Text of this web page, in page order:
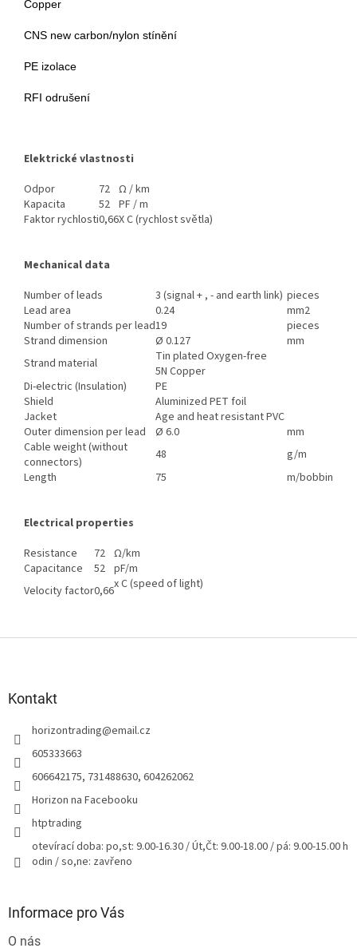
Copper
CNS new carbon/nylon stínění
PE izolace
RFI odrušení
Elektrické vlastnosti
Odpor
72 Ω / km
Kapacita
52 PF / m
Faktor rychlosti0,66X C (rychlost světla)
Mechanical data
Number of leads
3 (signal + , - and earth link) pieces
Lead area
0.24
mm2
Number of strands per lead19
pieces
Strand dimension
Ø 0.127
mm
Strand material
Tin plated Oxygen-free
5N Copper
Di-electric (Insulation)
PE
Shield
Aluminized PET foil
Jacket
Age and heat resistant PVC
Outer dimension per lead
Ø 6.0
mm
Cable weight (without
connectors)
48
g/m
Length
75 m/bobbin
Electrical properties
Resistance
72 Ω/km
Capacitance
52 pF/m
Velocity factor0,66x C (speed of light)
Kontakt
horizontrading@email.cz
605333663
606642175, 731488630, 604262062
Horizon na Facebooku
htptrading
otevírací doba: po,st: 9.00-16.30 / Út,Čt: 9.00-18.00 / pá: 9.00-15.00 h
odin / so,ne: zavřeno
Informace pro Vás
O nás